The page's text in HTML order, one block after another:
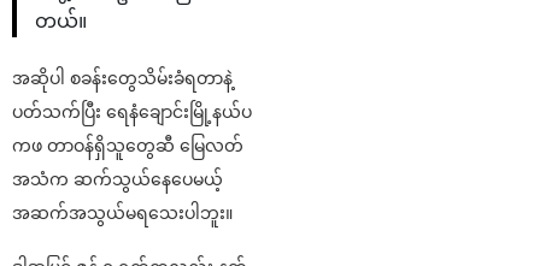
တယ်။
အဆိုပါ စခန်းတွေသိမ်းခံရတာနဲ့
ပတ်သက်ပြီး ရေနံချောင်းမြို့နယ်ပ
ကဖ တာဝန်ရှိသူတွေဆီ မြေလတ်
အသံက ဆက်သွယ်နေပေမယ့်
အဆက်အသွယ်မရသေးပါဘူး။